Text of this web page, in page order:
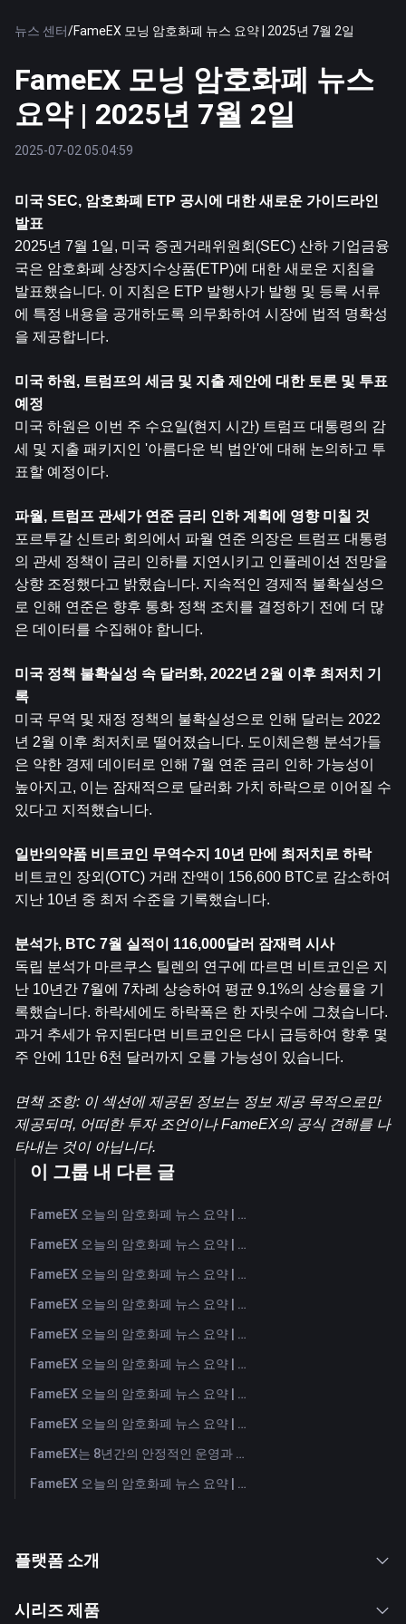
뉴스 센터/FameEX 모닝 암호화폐 뉴스 요약 | 2025년 7월 2일
FameEX 모닝 암호화폐 뉴스
요약 | 2025년 7월 2일
2025-07-02 05:04:59
미국 SEC, 암호화폐 ETP 공시에 대한 새로운 가이드라인
발표
2025년 7월 1일, 미국 증권거래위원회(SEC) 산하 기업금융
국은 암호화폐 상장지수상품(ETP)에 대한 새로운 지침을
발표했습니다. 이 지침은 ETP 발행사가 발행 및 등록 서류
에 특정 내용을 공개하도록 의무화하여 시장에 법적 명확성
을 제공합니다.
미국 하원, 트럼프의 세금 및 지출 제안에 대한 토론 및 투표
예정
미국 하원은 이번 주 수요일(현지 시간) 트럼프 대통령의 감
세 및 지출 패키지인 '아름다운 빅 법안'에 대해 논의하고 투
표할 예정이다.
파월, 트럼프 관세가 연준 금리 인하 계획에 영향 미칠 것
포르투갈 신트라 회의에서 파월 연준 의장은 트럼프 대통령
의 관세 정책이 금리 인하를 지연시키고 인플레이션 전망을
상향 조정했다고 밝혔습니다. 지속적인 경제적 불확실성으
로 인해 연준은 향후 통화 정책 조치를 결정하기 전에 더 많
은 데이터를 수집해야 합니다.
미국 정책 불확실성 속 달러화, 2022년 2월 이후 최저치 기
록
미국 무역 및 재정 정책의 불확실성으로 인해 달러는 2022
년 2월 이후 최저치로 떨어졌습니다. 도이체은행 분석가들
은 약한 경제 데이터로 인해 7월 연준 금리 인하 가능성이
높아지고, 이는 잠재적으로 달러화 가치 하락으로 이어질 수
있다고 지적했습니다.
일반의약품 비트코인 무역수지 10년 만에 최저치로 하락
비트코인 장외(OTC) 거래 잔액이 156,600 BTC로 감소하여
지난 10년 중 최저 수준을 기록했습니다.
분석가, BTC 7월 실적이 116,000달러 잠재력 시사
독립 분석가 마르쿠스 틸렌의 연구에 따르면 비트코인은 지
난 10년간 7월에 7차례 상승하여 평균 9.1%의 상승률을 기
록했습니다. 하락세에도 하락폭은 한 자릿수에 그쳤습니다.
과거 추세가 유지된다면 비트코인은 다시 급등하여 향후 몇
주 안에 11만 6천 달러까지 오를 가능성이 있습니다.
면책 조항: 이 섹션에 제공된 정보는 정보 제공 목적으로만
제공되며, 어떠한 투자 조언이나 FameEX의 공식 견해를 나
타내는 것이 아닙니다.
이 그룹 내 다른 글
FameEX 오늘의 암호화폐 뉴스 요약 | 2026년 8월 7일
FameEX 오늘의 암호화폐 뉴스 요약 | 2026년 8월 6일
FameEX 오늘의 암호화폐 뉴스 요약 | 2026년 8월 5일
FameEX 오늘의 암호화폐 뉴스 요약 | 2026년 8월 4일
FameEX 오늘의 암호화폐 뉴스 요약 | 2026년 8월 3일
FameEX 오늘의 암호화폐 뉴스 요약 | 2026년 7월 31일
FameEX 오늘의 암호화폐 뉴스 요약 | 2026년 7월 30일
FameEX 오늘의 암호화폐 뉴스 요약 | 2026년 7월 29일
FameEX는 8년간의 안정적인 운영과 글로벌 성장을 통해 사용자 신뢰를 더욱 강화했습니다
FameEX 오늘의 암호화폐 뉴스 요약 | 2026년 7월 28일
플랫폼 소개
시리즈 제품